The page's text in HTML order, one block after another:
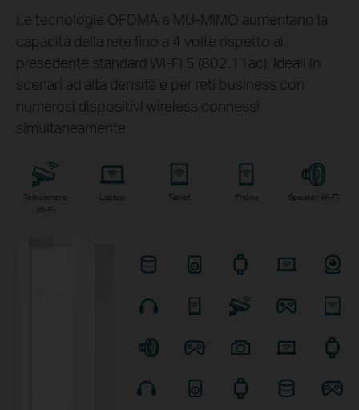
Le tecnologie OFDMA e MU-MIMO aumentano la
capacità della rete fino a 4 volte rispetto al
presedente standard Wi-Fi 5 (802.11ac). Ideali in
scenari ad alta densità e per reti business con
numerosi dispositivi wireless connessi
simultaneamente
Telecamere
Wi-Fi
Laptop Tablet Phone Speaker Wi-Fi